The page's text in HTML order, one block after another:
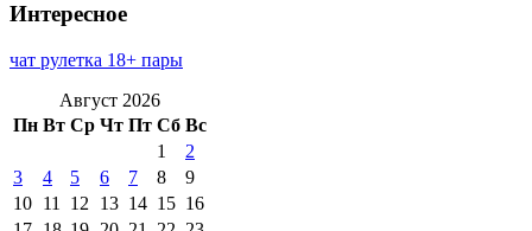
Интересное
чат рулетка 18+ пары
Август 2026
Пн Вт Ср Чт Пт Сб Вс
1
2
3
4 5 6 7 8
9
10 11 12 13 14 15 16